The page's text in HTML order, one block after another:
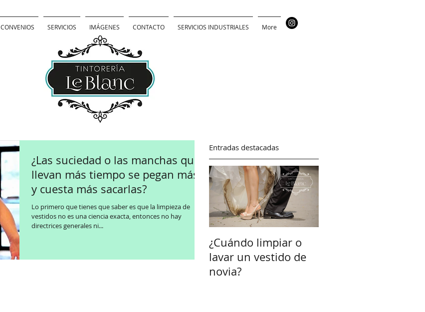
CONVENIOS SERVICIOS IMÁGENES CONTACTO SERVICIOS INDUSTRIALES More
¿Las suciedad o las manchas que
llevan más tiempo se pegan más
y cuesta más sacarlas?
Lo primero que tienes que saber es que la limpieza de
vestidos no es una ciencia exacta, entonces no hay
directrices generales ni...
Entradas destacadas
¿Cuándo limpiar o
lavar un vestido de
novia?